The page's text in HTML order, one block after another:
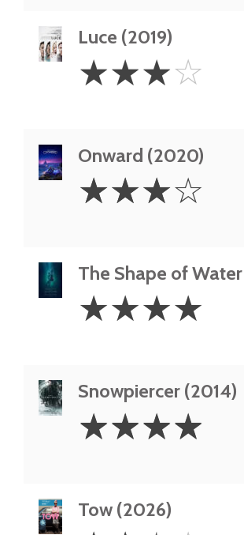
Luce (2019)
Stars
☆☆☆☆
Onward (2020)
Stars
☆☆☆☆
The Shape of
Stars
☆☆☆☆
Snowpiercer (2014)
Stars
☆☆☆☆
Tow (2026)
2.5